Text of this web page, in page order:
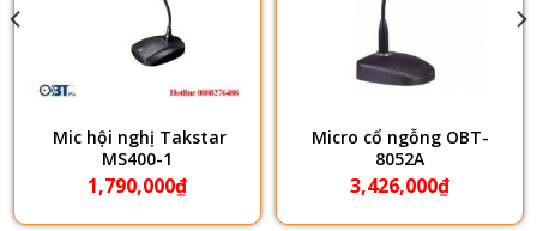
Mic hội nghị Takstar
MS400-1
1,790,000₫
​Micro cổ ngỗng OBT-
8052A
3,426,000₫